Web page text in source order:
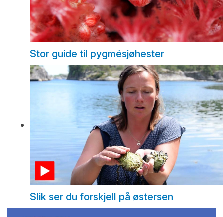
Stor guide til pygmésjøhester
Slik ser du forskjell på østersen